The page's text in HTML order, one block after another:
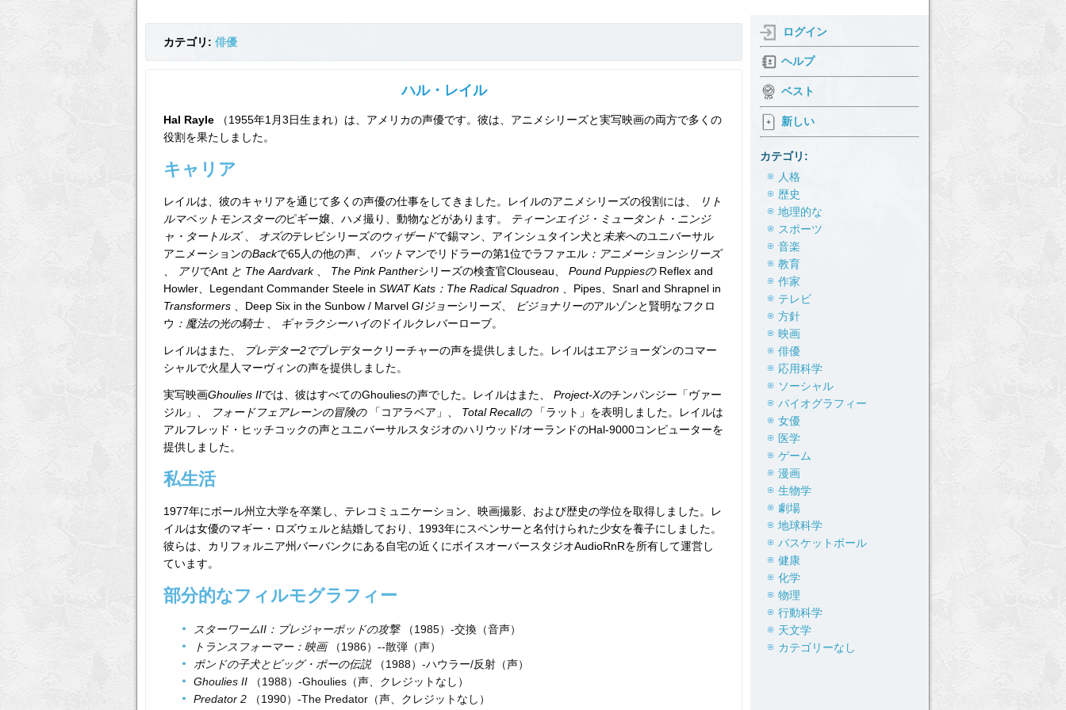
カテゴリ: 俳優
ハル・レイル
Hal Rayle （1955年1月3日生まれ）は、アメリカの声優です。彼は、アニメシリーズと実写映画の両方で多くの
役割を果たしました。
キャリア
レイルは、彼のキャリアを通じて多くの声優の仕事をしてきました。レイルのアニメシリーズの役割には、
リト
ルマペットモンスターのピギー嬢、ハメ撮り、動物などがあります。
ティーンエイジ・ミュータント・ニンジ
ャ・タートルズ、 オズのテレビシリーズのウィザードで錫マン、アインシュタイン犬と 未来へのユニバーサル
アニメーションのBackで65人の他の声、 バットマンでリドラーの第1位でラファエル ：アニメーションシリーズ
アリでAnt と The Aardvark、 The Pink Pantherシリーズの検査官Clouseau、 Pound PuppiesのReflex and
Howler、Legendant Commander Steele in SWAT Kats：The Radical Squadron 、Pipes、Snarl and Shrapnel in
Transformers 、Deep Six in the Sunbow / Marvel GIジョーシリーズ、 ビジョナリーのアルゾンと賢明なフクロ
ウ ：魔法の光の騎士、 ギャラクシーハイのドイルクレバーローブ。
レイルはまた、 プレデター2でプレデタークリーチャーの声を提供しました。レイルはエアジョーダンのコマー
シャルで火星人マーヴィンの声を提供しました。
実写映画Ghoulies IIでは、彼はすべてのGhouliesの声でした。レイルはまた、 Project-Xのチンパンジー「ヴァー
ジル」、
フォードフェアレーンの冒険の「コアラベア」、 Total Recallの「ラット」を表明しました。レイルは
アルフレッド・ヒッチコックの声とユニバーサルスタジオのハリウッド/オーランドのHal-9000コンピューターを
提供しました。
私生活
1977年にボール州立大学を卒業し、テレコミュニケーション、映画撮影、および歴史の学位を取得しました。レ
イルは女優のマギー・ロズウェルと結婚しており、1993年にスペンサーと名付けられた少女を養子にしました。
彼らは、カリフォルニア州バーバンクにある自宅の近くにボイスオーバースタジオAudioRnRを所有して運営し
ています。
部分的なフィルモグラフィー
スターワームII：プレジャーポッドの攻撃（1985）-交換（音声）
トランスフォーマー：映画（1986）--散弾（声）
ポンドの子犬とビッグ・ポーの伝説（1988）-ハウラー/反射（声）
Ghoulies II （1988）-Ghoulies（声、クレジットなし）
Predator 2 （1990）-The Predator（声、クレジットなし）
ログイン
ヘルプ
ベスト
新しい
カテゴリ:
人格
歴史
地理的な
スポーツ
音楽
教育
作家
テレビ
方針
映画
俳優
応用科学
ソーシャル
バイオグラフィー
女優
医学
ゲーム
漫画
生物学
劇場
地球科学
バスケットボール
健康
化学
物理
行動科学
天文学
カテゴリーなし